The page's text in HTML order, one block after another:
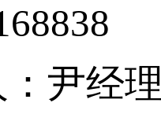
尹经理